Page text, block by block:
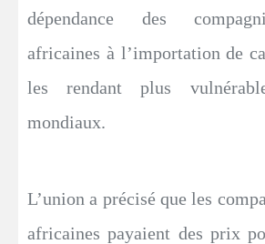
dépendance des
africaines à l’importation de
les rendant plus
mondiaux.
L’union a précisé que les
africaines payaient des prix